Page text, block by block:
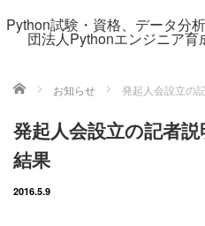
Python試験・資格、データ分
団法人Pythonエンジニア
ホーム お知らせ 発起人会設立の
発起人会設立の記者
結果
2016.5.9